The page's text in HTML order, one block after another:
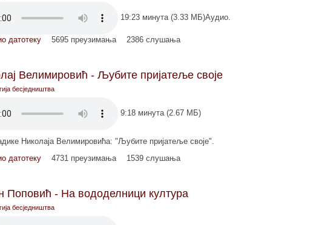
19:23 минута (3.33 МБ)Аудио.
датотеку 5695 преузимања 2386 слушања
Велимировић - Љубите пријатеље своје
бесједништва
9:18 минута (2.67 МБ)
Николаја Велимировића: "Љубите пријатеље своје".
датотеку
4731 преузимања 1539 слушања
Поповић - На вододелници култура
бесједништва